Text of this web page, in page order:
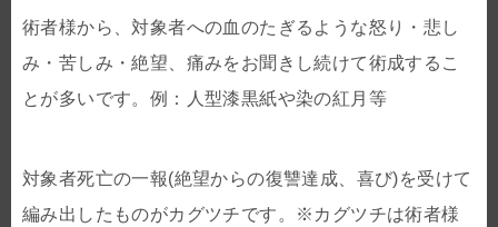
術者様から、対象者への血のたぎるような怒り・悲し
み・苦しみ・絶望、痛みをお聞きし続けて術成するこ
とが多いです。例：人型漆黒紙や染の紅月等
対象者死亡の一報(絶望からの復讐達成、喜び)を受けて
編み出したものがカグツチです。※カグツチは術者様